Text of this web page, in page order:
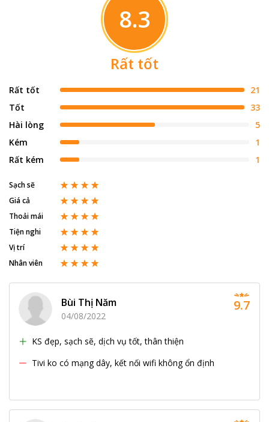
8.3
Rất tốt
Rất tốt
21
Tốt
33
Hài lòng
5
Kém
1
Rất kém
1
Sạch sẽ
Giá cả
Thoải mái
Tiện nghi
Vị trí
Nhân viên
Bùi Thị Năm
04/08/2022
KS đẹp, sạch sẽ, dịch vụ tốt, thân thiện
Tivi ko có mạng dây, kết nối wifi không ổn định
9.7